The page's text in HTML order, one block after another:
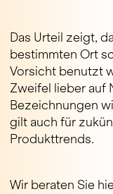
Das Urteil zeigt,
bestimmten Ort
Vorsicht benutzt
Zweifel lieber auf
Bezeichnungen
gilt auch für
Produkttrends.
Wir beraten Sie